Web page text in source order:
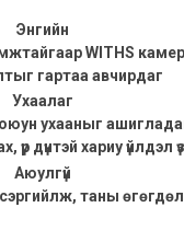
Энгийн
WITHS
гартаа авчирдаг
Ухаалаг
ухааныг
дүнтэй хариу үйлдэл
Аюулгүй
таны